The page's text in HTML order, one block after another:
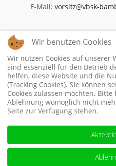
E-Mail: vorsitz@vbsk-
Impressum
Datenschutzerklärung
Wir benutzen Cookies
Wir nutzen Cookies auf unserer
sind essenziell für den Betrieb
helfen, diese Website und die
(Tracking Cookies). Sie können
Cookies zulassen möchten.
Ablehnung womöglich nicht
Seite zur Verfügung stehen.